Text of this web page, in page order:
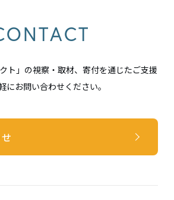
クト」の視察・取材、寄付を通じたご支援
にお問い合わせください。